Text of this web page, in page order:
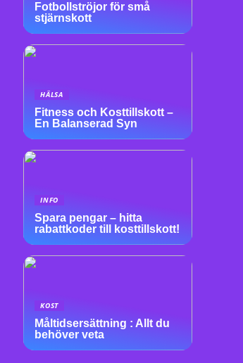
Fotbollströjor för små
stjärnskott
HÄLSA
Fitness och Kosttillskott –
En Balanserad Syn
INFO
Spara pengar – hitta
rabattkoder till kosttillskott!
KOST
Måltidsersättning : Allt du
behöver veta